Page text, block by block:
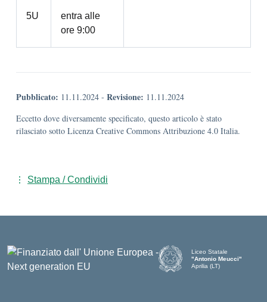
5U
entra alle
ore 9:00
Pubblicato: 11.11.2024 - Revisione: 11.11.2024
Eccetto dove diversamente specificato, questo articolo è stato
rilasciato sotto Licenza Creative Commons Attribuzione 4.0 Italia.
Stampa / Condividi
Liceo Statale
"Antonio Meucci"
Aprilia (LT)